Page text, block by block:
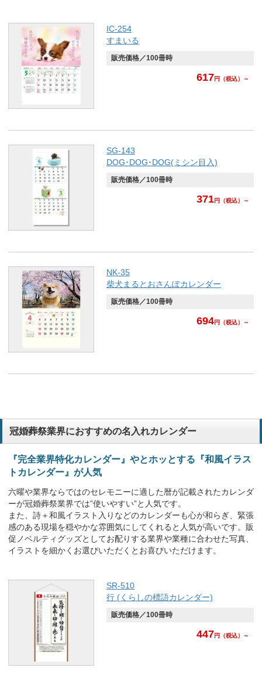
IC-254
すまいる
販売価格／100冊時
617円 （税込）～
SG-143
DOG･DOG･DOG(ミシン目入)
販売価格／100冊時
371円 （税込）～
NK-35
柴犬まるとおさんぽカレンダー
販売価格／100冊時
694円 （税込）～
冠婚葬祭業界におすすめの名入れカレンダー
『完全業界特化カレンダー』やとホッとする『和風イラス
トカレンダー』が人気
六曜や業界ならではのセレモニーに適した暦が記載されたカレンダ
ーが冠婚葬祭業界では”使いやすい”と人気です。
また、詩＋和風イラスト入りなどのカレンダーも心が和らぎ、緊張
感のある現場を穏やかな雰囲気にしてくれると人気が高いです。販
促ノベルティグッズとしてお配りする業界や業種に合わせた写真、
イラストを細かくお選びいただくとお喜びいただけます。
SR-510
行 (くらしの標語カレンダー)
販売価格／100冊時
447円 （税込）～